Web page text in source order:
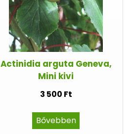
Actinidia arguta Geneva,
Mini kivi
3 500 Ft
Bővebben